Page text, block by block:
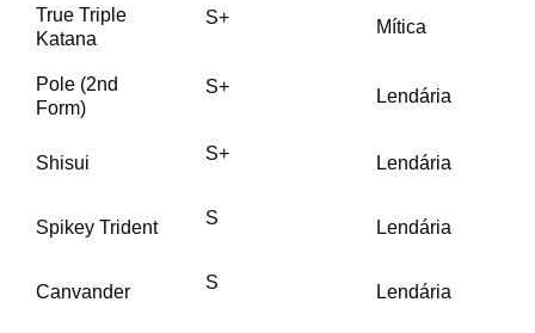
True Triple
Katana
S+ Mítica
Pole (2nd
Form)
S+ Lendária
Shisui S+ Lendária
Spikey Trident S Lendária
Canvander S Lendária